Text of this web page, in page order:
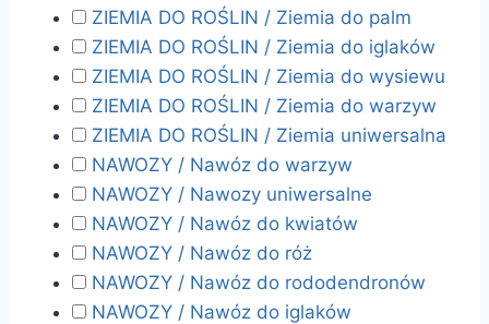
ZIEMIA DO ROŚLIN / Ziemia do palm
ZIEMIA DO ROŚLIN / Ziemia do iglaków
ZIEMIA DO ROŚLIN / Ziemia do wysiewu
ZIEMIA DO ROŚLIN / Ziemia do warzyw
ZIEMIA DO ROŚLIN / Ziemia uniwersalna
NAWOZY / Nawóz do warzyw
NAWOZY / Nawozy uniwersalne
NAWOZY / Nawóz do kwiatów
NAWOZY / Nawóz do róż
NAWOZY / Nawóz do rododendronów
NAWOZY / Nawóz do iglaków